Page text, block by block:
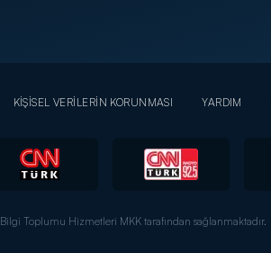
KİŞİSEL VERİLERİN KORUNMASI YARDIM
Bilgi Toplumu Hizmetleri MKK tarafından sağlanmaktadır.